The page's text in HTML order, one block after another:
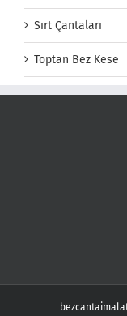
Sırt Çantaları
Toptan Bez Kese